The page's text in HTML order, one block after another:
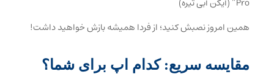
همین امروز نصبش کنید؛ از فردا همیشه بازش خواهید داشت!
مقایسه سریع: کدام اپ برای شما؟